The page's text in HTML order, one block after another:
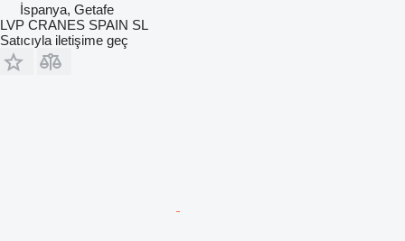
İspanya, Getafe
LVP CRANES SPAIN SL
Satıcıyla iletişime geç